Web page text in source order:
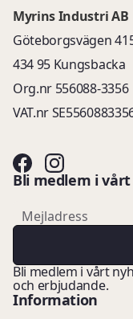
Myrins Industri AB
Göteborgsvägen
434 95 Kungsbacka
Org.nr 556088-3356
VAT.nr
Bli medlem i
email
Mejladress
Bli medlem i vårt
och erbjudande.
Information